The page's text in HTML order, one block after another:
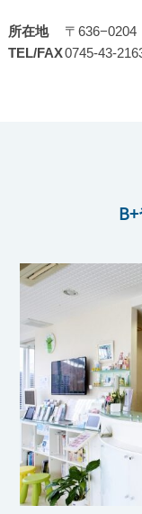
所在地
〒
TEL/FAX0745-43-